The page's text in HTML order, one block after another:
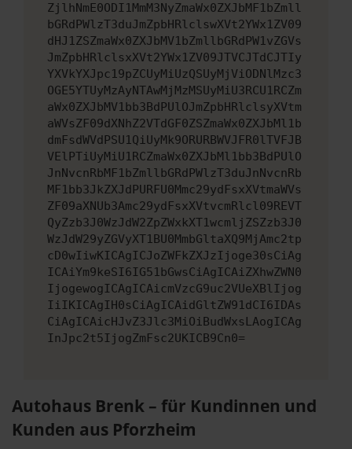
ZjlhNmE0ODI1MmM3NyZmaWx0ZXJbMF1bZmll
bGRdPWlzT3duJmZpbHRlclswXVt2YWx1ZV09
dHJ1ZSZmaWx0ZXJbMV1bZmllbGRdPW1vZGVs
JmZpbHRlclsxXVt2YWx1ZV09JTVCJTdCJTIy
YXVkYXJpc19pZCUyMiUzQSUyMjViODNlMzc3
OGE5YTUyMzAyNTAwMjMzMSUyMiU3RCU1RCZm
aWx0ZXJbMV1bb3BdPUlOJmZpbHRlclsyXVtm
aWVsZF09dXNhZ2VTdGF0ZSZmaWx0ZXJbMl1b
dmFsdWVdPSU1QiUyMk9ORURBWVJFR0lTVFJB
VElPTiUyMiU1RCZmaWx0ZXJbMl1bb3BdPUlO
JnNvcnRbMF1bZmllbGRdPWlzT3duJnNvcnRb
MF1bb3JkZXJdPURFU0Mmc29ydFsxXVtmaWVs
ZF09aXNUb3Amc29ydFsxXVtvcmRlcl09REVT
QyZzb3J0WzJdW2ZpZWxkXT1wcmljZSZzb3J0
WzJdW29yZGVyXT1BU0MmbGltaXQ9MjAmc2tp
cD0wIiwKICAgICJoZWFkZXJzIjoge30sCiAg
ICAiYm9keSI6IG51bGwsCiAgICAiZXhwZWN0
IjogewogICAgICAicmVzcG9uc2VUeXBlIjog
IiIKICAgIH0sCiAgICAidGltZW91dCI6IDAs
CiAgICAicHJvZ3Jlc3MiOiBudWxsLAogICAg
InJpc2t5IjogZmFsc2UKICB9Cn0=
Autohaus Brenk – für Kundinnen und
Kunden aus Pforzheim